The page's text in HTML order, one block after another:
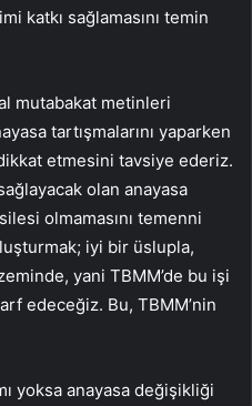
katkı sağlamasını temin
mutabakat metinleri
tartışmalarını yaparken
etmesini tavsiye ederiz.
olan anayasa
olmamasını temenni
iyi bir üslupla,
yani TBMM’de bu işi
edeceğiz. Bu, TBMM’nin
yoksa anayasa değişikliği